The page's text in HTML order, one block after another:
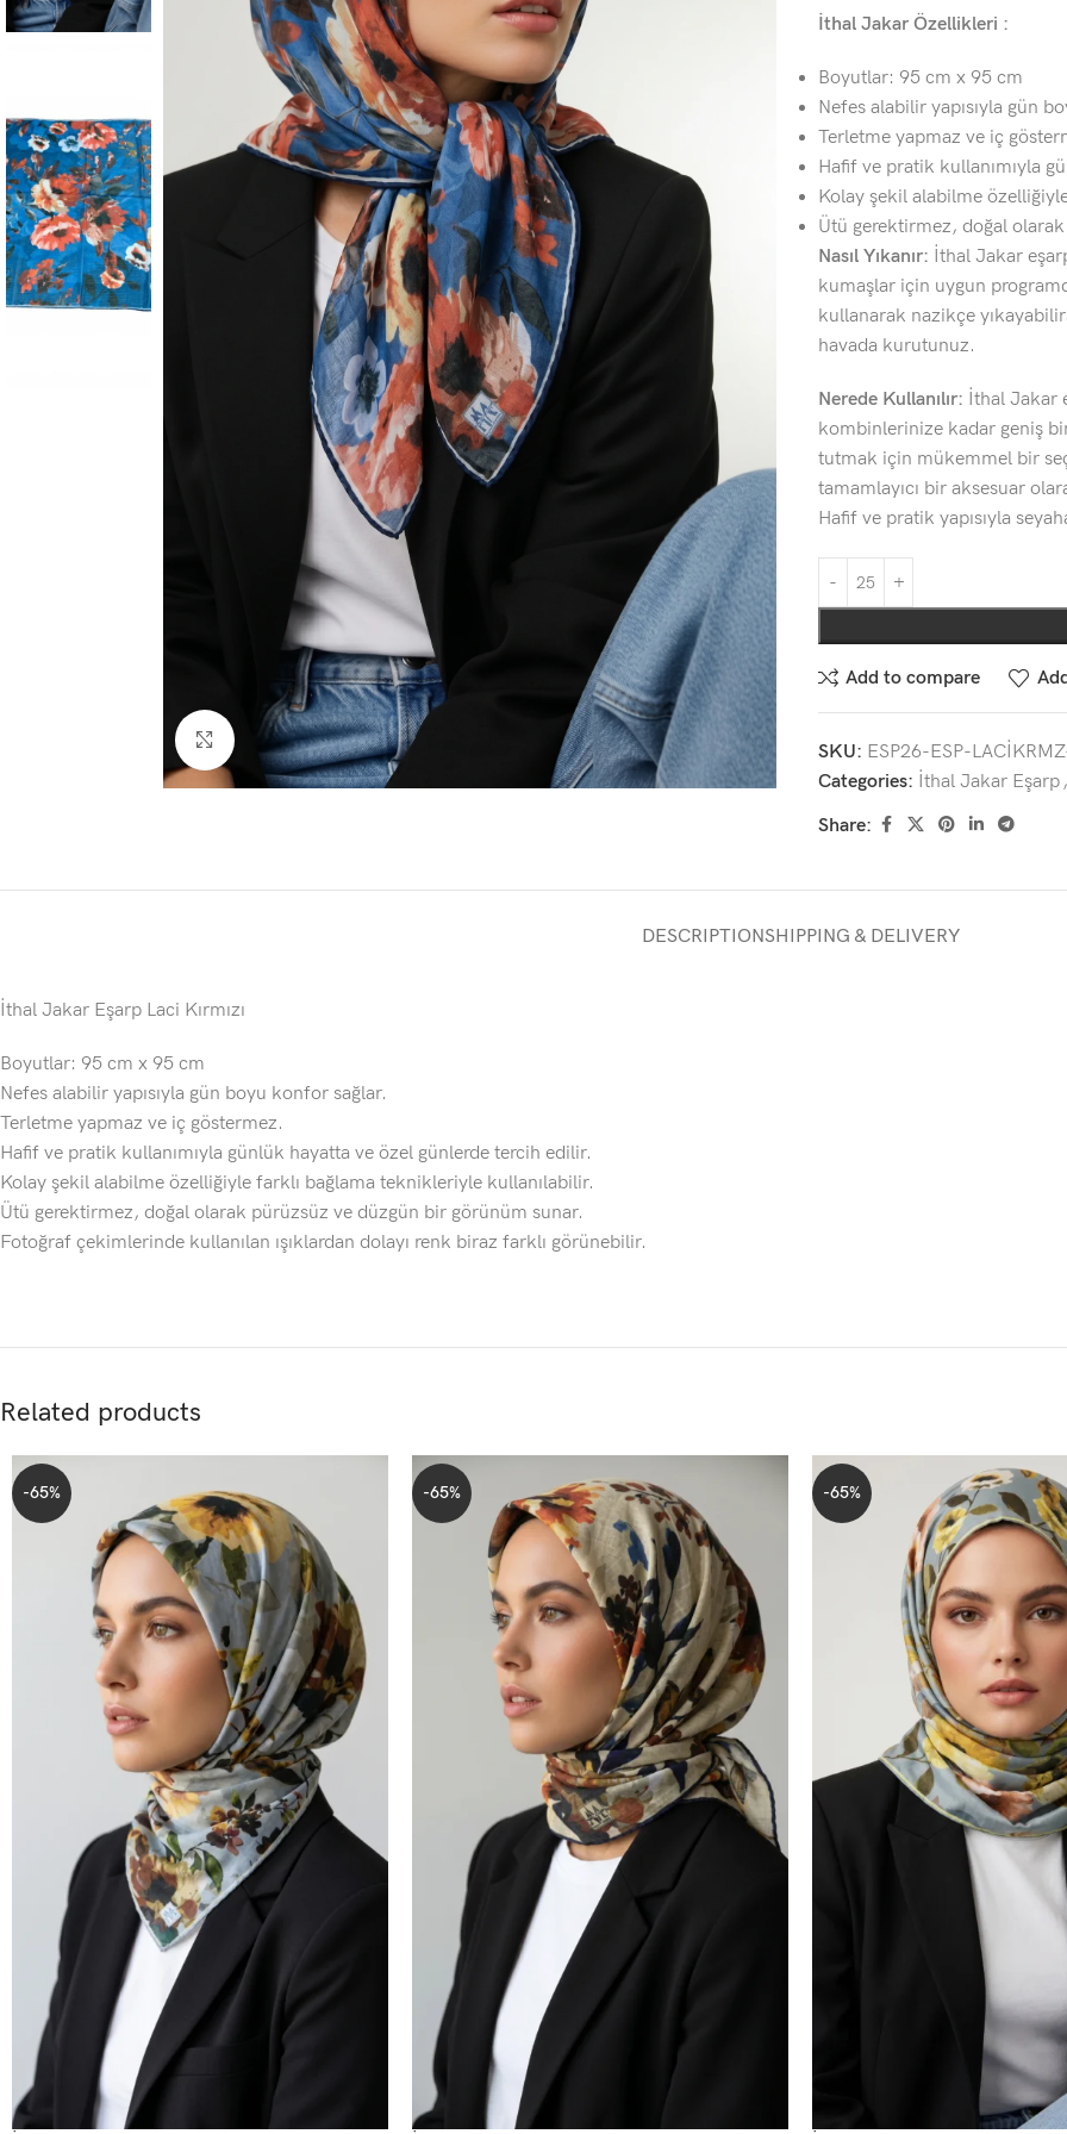
Click to enlarge
İthal Jakar Özellikleri :
Boyutlar: 95 cm x 95 cm
Nefes alabilir yapısıyla gün
Terletme yapmaz ve iç
Hafif ve pratik kullanımıyla
Kolay şekil alabilme
Ütü gerektirmez, doğal
Nasıl Yıkanır: İthal Jakar
kumaşlar için uygun
kullanarak nazikçe
havada kurutunuz.
Nerede Kullanılır: İthal Jakar
kombinlerinize kadar geniş
tutmak için mükemmel bir
tamamlayıcı bir aksesuar
Hafif ve pratik yapısıyla
Add to compare
SKU: ESP26-ESP-
Categories: İthal Jakar Eşarp,
Share:
DESCRIPTIONSHIPPING & DELIVERY
İthal Jakar Eşarp Laci Kırmızı
Boyutlar: 95 cm x 95 cm
Nefes alabilir yapısıyla gün boyu konfor sağlar.
Terletme yapmaz ve iç göstermez.
Hafif ve pratik kullanımıyla günlük hayatta ve özel günlerde tercih edilir.
Kolay şekil alabilme özelliğiyle farklı bağlama teknikleriyle kullanılabilir.
Ütü gerektirmez, doğal olarak pürüzsüz ve düzgün bir görünüm sunar.
Fotoğraf çekimlerinde kullanılan ışıklardan dolayı renk biraz farklı görünebilir.
Related products
-65% -65% -65%